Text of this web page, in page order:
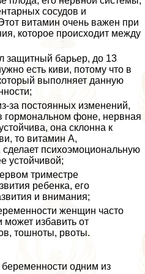
сосудов и
витамин очень важен при
которое происходит между
защитный барьер, до 13
есть киви, потому что в
выполняет данную
за постоянных изменений,
гормональном фоне, нервная
она склонна к
то витамин А,
психоэмоциональную
устойчивой;
триместре
ребенка, его
и внимания;
женщин часто
может избавить от
тошноты, рвоты.
одним из